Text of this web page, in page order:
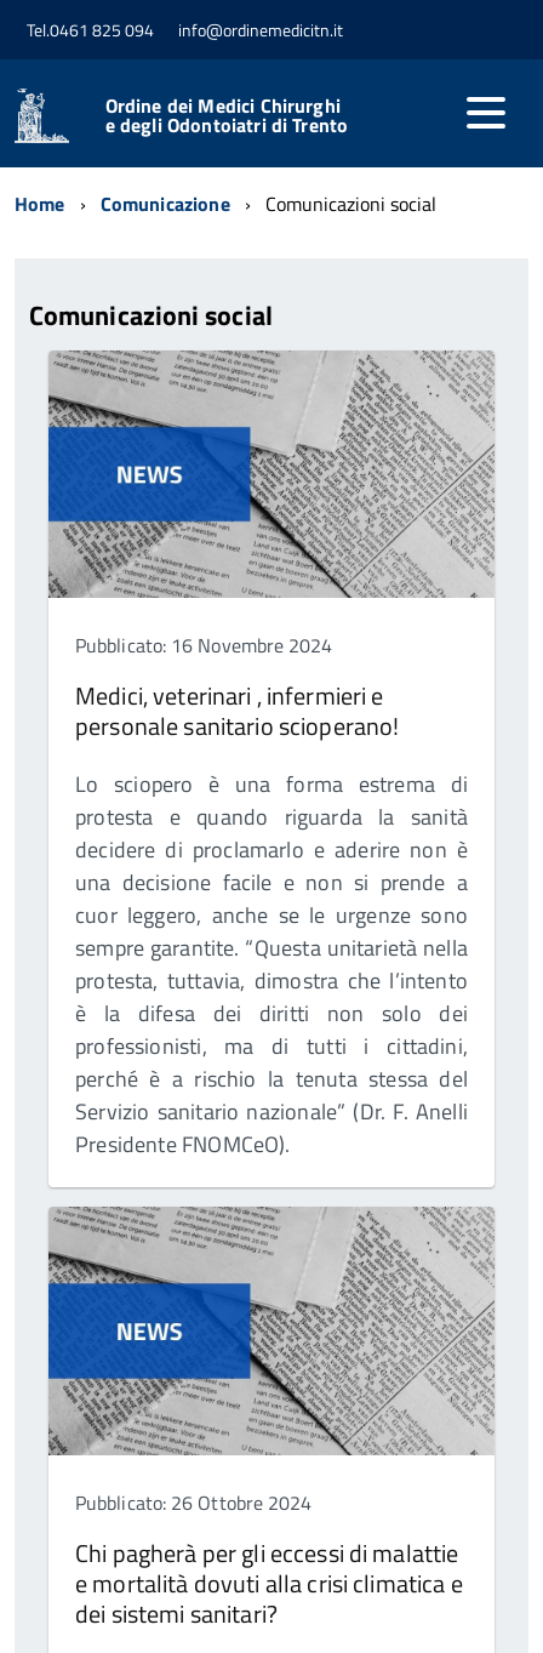
Tel.0461 825 094 info@ordinemedicitn.it
Ordine dei Medici Chirurghi
e degli Odontoiatri di Trento
Home Comunicazione Comunicazioni social
Comunicazioni social
Pubblicato: 16 Novembre 2024
Medici, veterinari , infermieri e
personale sanitario scioperano!
Lo sciopero è una forma estrema di
protesta e quando riguarda la sanità
decidere di proclamarlo e aderire non è
una decisione facile e non si prende a
cuor leggero, anche se le urgenze sono
sempre garantite. “Questa unitarietà nella
protesta, tuttavia, dimostra che l’intento
è la difesa dei diritti non solo dei
professionisti, ma di tutti i cittadini,
perché è a rischio la tenuta stessa del
Servizio sanitario nazionale” (Dr. F. Anelli
Presidente FNOMCeO).
Pubblicato: 26 Ottobre 2024
Chi pagherà per gli eccessi di malattie
e mortalità dovuti alla crisi climatica e
dei sistemi sanitari?